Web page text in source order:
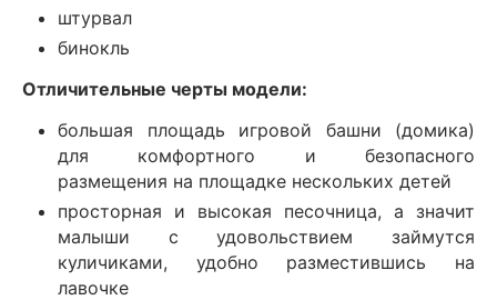
штурвал
бинокль
Отличительные черты модели:
большая площадь игровой башни (домика)
для комфортного и безопасного
размещения на площадке нескольких детей
просторная и высокая песочница, а значит
малыши с удовольствием займутся
куличиками, удобно разместившись на
лавочке